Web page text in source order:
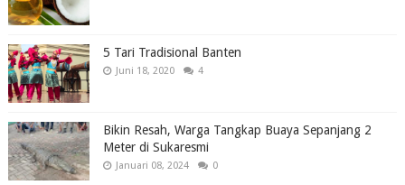
5 Tari Tradisional Banten
Juni 18, 2020 4
Bikin Resah, Warga Tangkap Buaya Sepanjang 2
Meter di Sukaresmi
Januari 08, 2024 0